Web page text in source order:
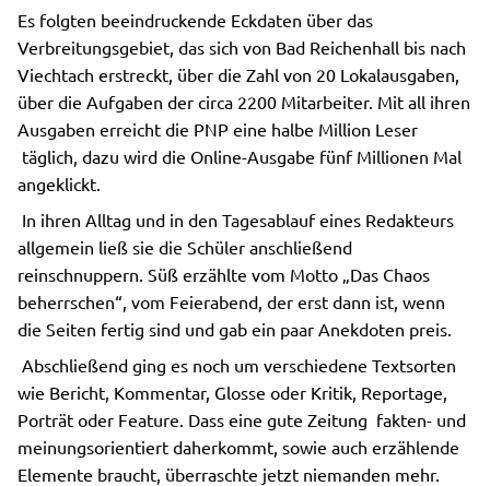
Es folgten beeindruckende Eckdaten über das
Verbreitungsgebiet, das sich von Bad Reichenhall bis nach
Viechtach erstreckt, über die Zahl von 20 Lokalausgaben,
über die Aufgaben der circa 2200 Mitarbeiter. Mit all ihren
Ausgaben erreicht die PNP eine halbe Million Leser
täglich, dazu wird die Online-Ausgabe fünf Millionen Mal
angeklickt.
In ihren Alltag und in den Tagesablauf eines Redakteurs
allgemein ließ sie die Schüler anschließend
reinschnuppern. Süß erzählte vom Motto „Das Chaos
beherrschen“, vom Feierabend, der erst dann ist, wenn
die Seiten fertig sind und gab ein paar Anekdoten preis.
Abschließend ging es noch um verschiedene Textsorten
wie Bericht, Kommentar, Glosse oder Kritik, Reportage,
Porträt oder Feature. Dass eine gute Zeitung fakten- und
meinungsorientiert daherkommt, sowie auch erzählende
Elemente braucht, überraschte jetzt niemanden mehr.